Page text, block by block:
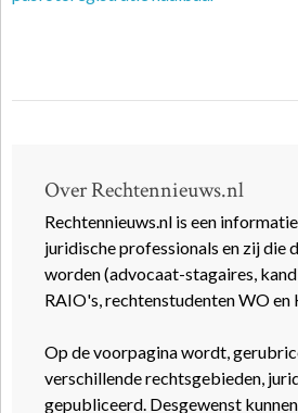
Over Rechtennieuws.nl
Rechtennieuws.nl is een
juridische professionals en zij die
worden (advocaat-stagaires,
RAIO's, rechtenstudenten WO
Op de voorpagina wordt,
verschillende rechtsgebieden,
gepubliceerd. Desgewenst